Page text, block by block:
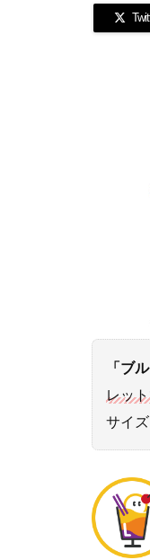
「ブ
レッ
サイ